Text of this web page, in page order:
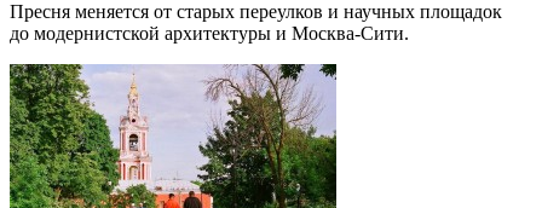
Пресня меняется от старых переулков и научных площадок
до модернистской архитектуры и Москва-Сити.